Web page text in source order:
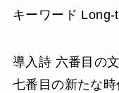
キーワード
導入詩 六番目の
七番目の新たな